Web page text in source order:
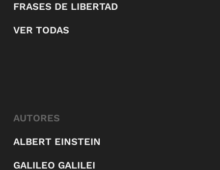
FRASES DE LIBERTAD
VER TODAS
AUTORES
ALBERT EINSTEIN
GALILEO GALILEI